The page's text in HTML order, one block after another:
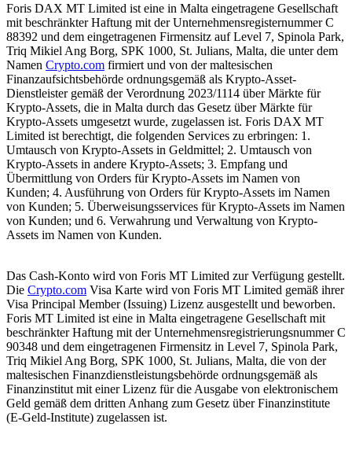
Foris DAX MT Limited ist eine in Malta eingetragene Gesellschaft
mit beschränkter Haftung mit der Unternehmensregisternummer C
88392 und dem eingetragenen Firmensitz auf Level 7, Spinola Park,
Triq Mikiel Ang Borg, SPK 1000, St. Julians, Malta, die unter dem
Namen Crypto.com firmiert und von der maltesischen
Finanzaufsichtsbehörde ordnungsgemäß als Krypto-Asset-
Dienstleister gemäß der Verordnung 2023/1114 über Märkte für
Krypto-Assets, die in Malta durch das Gesetz über Märkte für
Krypto-Assets umgesetzt wurde, zugelassen ist. Foris DAX MT
Limited ist berechtigt, die folgenden Services zu erbringen: 1.
Umtausch von Krypto-Assets in Geldmittel; 2. Umtausch von
Krypto-Assets in andere Krypto-Assets; 3. Empfang und
Übermittlung von Orders für Krypto-Assets im Namen von
Kunden; 4. Ausführung von Orders für Krypto-Assets im Namen
von Kunden; 5. Überweisungsservices für Krypto-Assets im Namen
von Kunden; und 6. Verwahrung und Verwaltung von Krypto-
Assets im Namen von Kunden.
Das Cash-Konto wird von Foris MT Limited zur Verfügung gestellt.
Die Crypto.com Visa Karte wird von Foris MT Limited gemäß ihrer
Visa Principal Member (Issuing) Lizenz ausgestellt und beworben.
Foris MT Limited ist eine in Malta eingetragene Gesellschaft mit
beschränkter Haftung mit der Unternehmensregistrierungsnummer C
90348 und dem eingetragenen Firmensitz in Level 7, Spinola Park,
Triq Mikiel Ang Borg, SPK 1000, St. Julians, Malta, die von der
maltesischen Finanzdienstleistungsbehörde ordnungsgemäß als
Finanzinstitut mit einer Lizenz für die Ausgabe von elektronischem
Geld gemäß dem dritten Anhang zum Gesetz über Finanzinstitute
(E-Geld-Institute) zugelassen ist.